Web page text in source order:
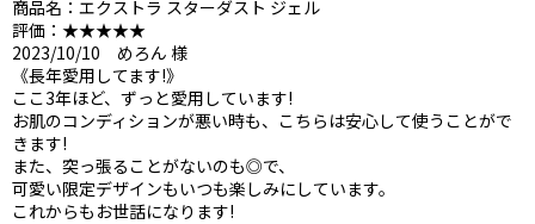
商品名：エクストラ スターダスト ジェル
評価：★★★★★
2023/10/10 めろん 様
《長年愛用してます!》
ここ3年ほど、ずっと愛用しています!
お肌のコンディションが悪い時も、こちらは安心して使うことがで
きます!
また、突っ張ることがないのも◎で、
可愛い限定デザインもいつも楽しみにしています。
これからもお世話になります!